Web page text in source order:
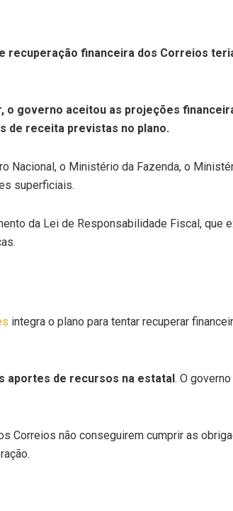
recuperação financeira dos Correios
governo aceitou as projeções
de receita previstas no plano.
Nacional, o Ministério da Fazenda, o
superficiais.
da Lei de Responsabilidade Fiscal, que
integra o plano para tentar recuperar
aportes de recursos na estatal. O
Correios não conseguirem cumprir as